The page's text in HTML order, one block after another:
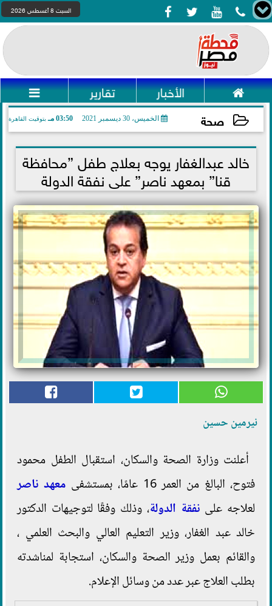
    السبت 8 أغسطس 2026
 الأخبار تقارير 
صحة الخميس، 30 ديسمبر 2021 03:50 مـ بتوقيت القاهرة
2021-12-30 15:50:48
خالد عبدالغفار يوجه بعلاج طفل ”محافظة
قنا” بمعهد ناصر” على نفقة الدولة
نيرمين حسين
أعلنت وزارة الصحة والسكان، استقبال الطفل محمود
فتوح، البالغ من العمر 16 عامًا، بمستشفى
معهد ناصر
لعلاجه على نفقة الدولة، وذلك وفقًا لتوجيهات الدكتور
خالد عبد الغفار، وزير التعليم العالي والبحث العلمي ،
والقائم بعمل وزير الصحة والسكان، استجابة لمناشدته
بطلب العلاج عبر عدد من وسائل الإعلام.